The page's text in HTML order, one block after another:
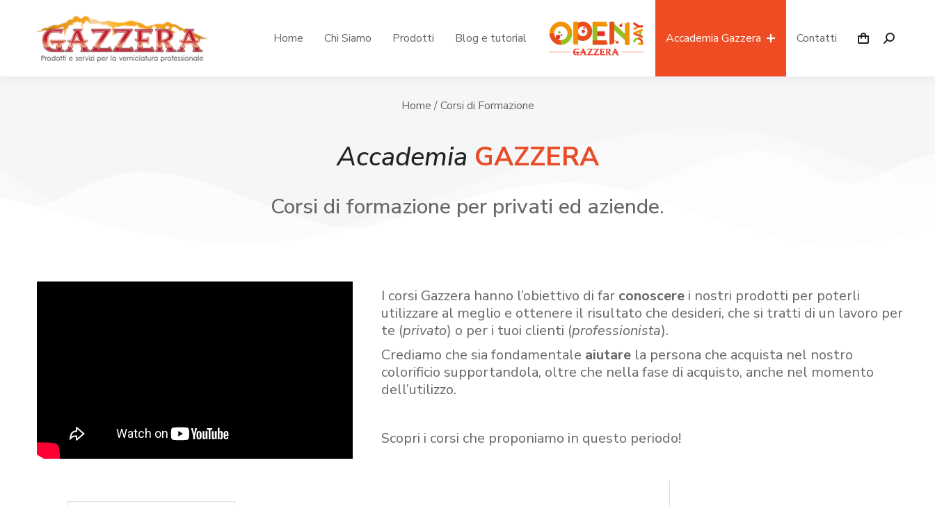
Home Chi Siamo Prodotti Blog e tutorial Accademia Gazzera Contatti
Home / Corsi di Formazione
Accademia GAZZERA
Corsi di formazione per privati ed aziende.
I corsi Gazzera hanno l’obiettivo di far conoscerei nostri prodotti per poterli
utilizzare al meglio e ottenere il risultato che desideri, che si tratti di un lavoro per
te (privato) o per i tuoi clienti (professionista).
Crediamo che sia fondamentale aiutare la persona che acquista nel nostro
colorificio supportandola, oltre che nella fase di acquisto, anche nel momento
dell’utilizzo.
Scopri i corsi che proponiamo in questo periodo!